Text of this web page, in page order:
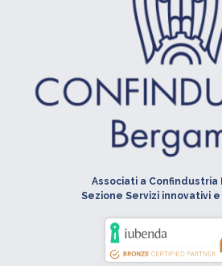
Associati a Confindustria
Sezione Servizi innovativi